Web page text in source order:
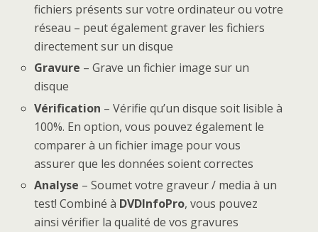
fichiers présents sur votre ordinateur ou votre
réseau – peut également graver les fichiers
directement sur un disque
Gravure – Grave un fichier image sur un
disque
Vérification – Vérifie qu’un disque soit lisible à
100%. En option, vous pouvez également le
comparer à un fichier image pour vous
assurer que les données soient correctes
Analyse – Soumet votre graveur / media à un
test! Combiné à DVDInfoPro, vous pouvez
ainsi vérifier la qualité de vos gravures